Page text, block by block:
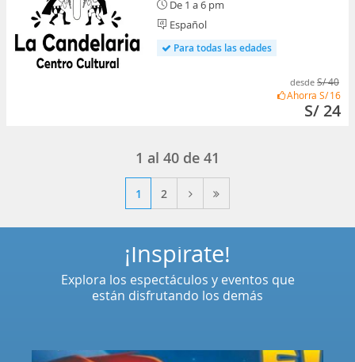
De 1 a 6 pm
Español
Para todas las edades
desde S/ 40
Ahorra S/ 16
S/ 24
1 al 40 de 41
1 2
¡Inspírate!
Explora los espectáculos y eventos que
están disfrutando los demás